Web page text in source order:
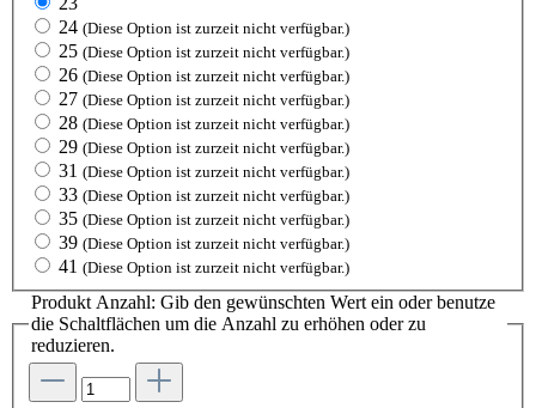
24 (Diese Option ist zurzeit nicht verfügbar.)
25 (Diese Option ist zurzeit nicht verfügbar.)
26 (Diese Option ist zurzeit nicht verfügbar.)
27 (Diese Option ist zurzeit nicht verfügbar.)
28 (Diese Option ist zurzeit nicht verfügbar.)
29 (Diese Option ist zurzeit nicht verfügbar.)
31 (Diese Option ist zurzeit nicht verfügbar.)
33 (Diese Option ist zurzeit nicht verfügbar.)
35 (Diese Option ist zurzeit nicht verfügbar.)
39 (Diese Option ist zurzeit nicht verfügbar.)
41 (Diese Option ist zurzeit nicht verfügbar.)
Produkt Anzahl: Gib den gewünschten Wert ein oder benutze
die Schaltflächen um die Anzahl zu erhöhen oder zu
reduzieren.